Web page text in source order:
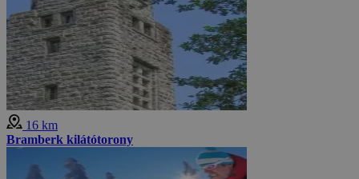
16 km
Bramberk kilátótorony